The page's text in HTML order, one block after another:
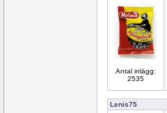
Antal inlägg:
2535
Lenis75